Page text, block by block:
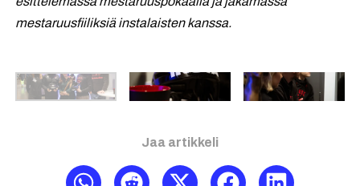
mestaruusfiiliksiä instalaisten kanssa.
Jaa artikkeli